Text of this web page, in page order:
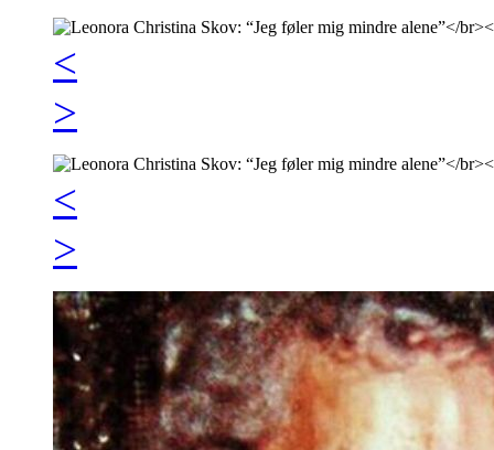
<
>
<
>